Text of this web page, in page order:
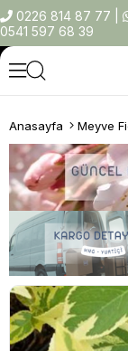
0226 814 87 77
0541 597 68 39
Anasayfa Meyve